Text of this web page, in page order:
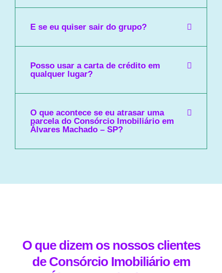
E se eu quiser sair do grupo?
Posso usar a carta de crédito em
qualquer lugar?
O que acontece se eu atrasar uma
parcela do Consórcio Imobiliário em
Álvares Machado – SP?
O que dizem os nossos clientes
de Consórcio Imobiliário em